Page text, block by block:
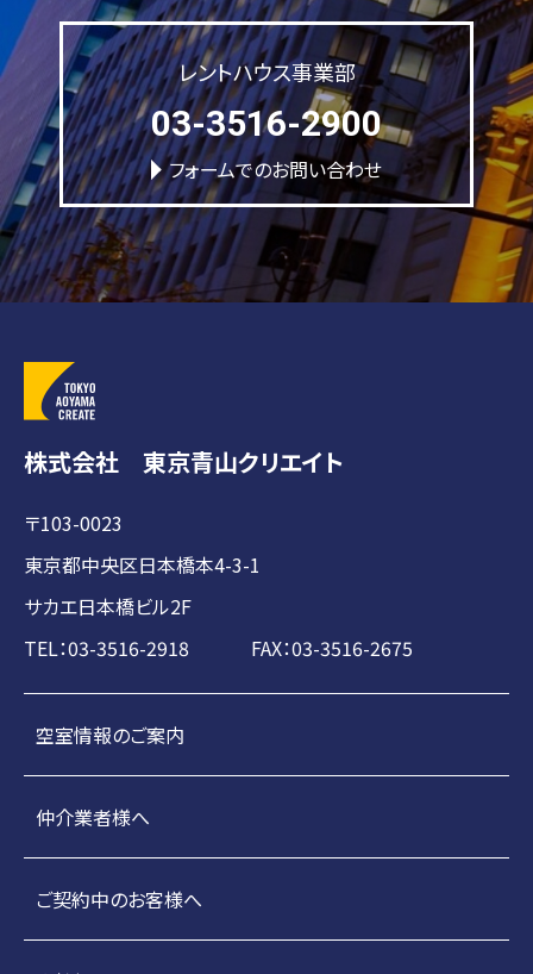
レントハウス事業部
03-3516-2900
フォームでのお問い合わせ
株式会社 東京青山クリエイト
〒103-0023
東京都中央区日本橋本4-3-1
サカエ日本橋ビル2F
TEL：03-3516-2918 FAX：03-3516-2675
空室情報のご案内
仲介業者様へ
ご契約中のお客様へ